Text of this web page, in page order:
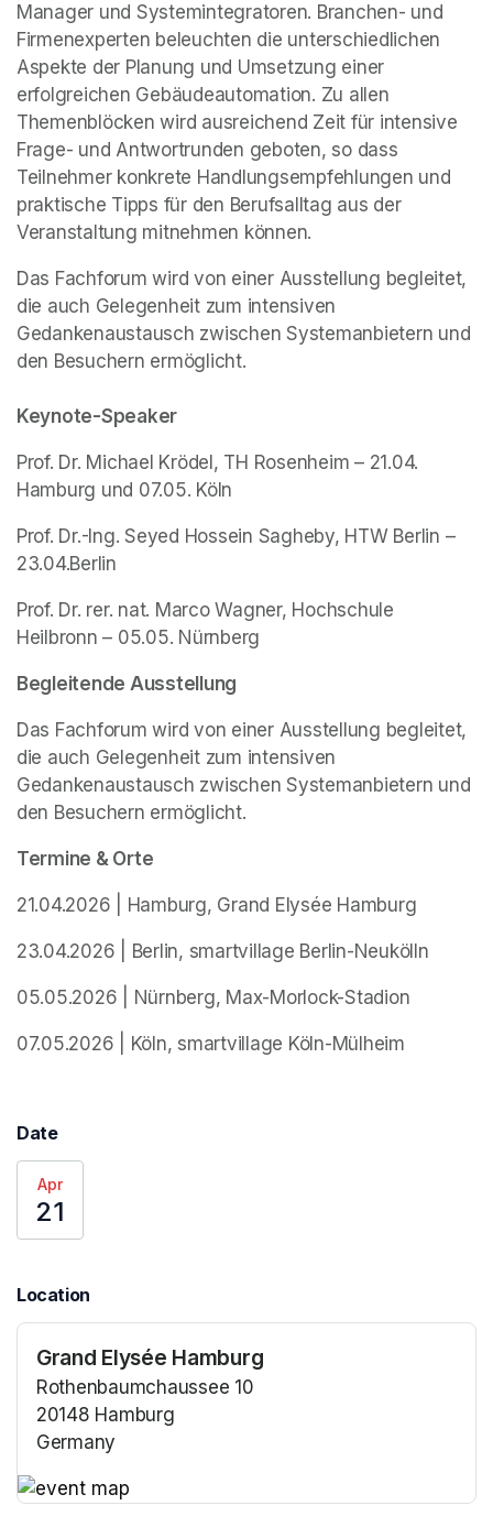
Manager und Systemintegratoren. Branchen- und
Firmenexperten beleuchten die unterschiedlichen
Aspekte der Planung und Umsetzung einer
erfolgreichen Gebäudeautomation. Zu allen
Themenblöcken wird ausreichend Zeit für intensive
Frage- und Antwortrunden geboten, so dass
Teilnehmer konkrete Handlungsempfehlungen und
praktische Tipps für den Berufsalltag aus der
Veranstaltung mitnehmen können.
Das Fachforum wird von einer Ausstellung begleitet,
die auch Gelegenheit zum intensiven
Gedankenaustausch zwischen Systemanbietern und
den Besuchern ermöglicht.
Keynote-Speaker
Prof. Dr. Michael Krödel, TH Rosenheim – 21.04.
Hamburg und 07.05. Köln
Prof. Dr.-Ing. Seyed Hossein Sagheby, HTW Berlin –
23.04.Berlin
Prof. Dr. rer. nat. Marco Wagner, Hochschule
Heilbronn – 05.05. Nürnberg
Begleitende Ausstellung
Das Fachforum wird von einer Ausstellung begleitet,
die auch Gelegenheit zum intensiven
Gedankenaustausch zwischen Systemanbietern und
den Besuchern ermöglicht.
Termine & Orte
21.04.2026 | Hamburg, Grand Elysée Hamburg
23.04.2026 | Berlin, smartvillage Berlin-Neukölln
05.05.2026 | Nürnberg, Max-Morlock-Stadion
07.05.2026 | Köln, smartvillage Köln-Mülheim
Date
Apr
21
Location
Grand Elysée Hamburg
Rothenbaumchaussee 10
20148 Hamburg
Germany